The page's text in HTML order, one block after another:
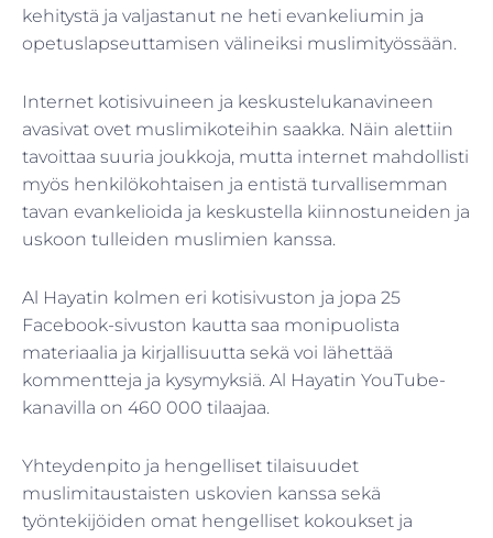
kehitystä ja valjastanut ne heti evankeliumin ja
opetuslapseuttamisen välineiksi muslimityössään.
Internet kotisivuineen ja keskustelukanavineen
avasivat ovet muslimikoteihin saakka. Näin alettiin
tavoittaa suuria joukkoja, mutta internet mahdollisti
myös henkilökohtaisen ja entistä turvallisemman
tavan evankelioida ja keskustella kiinnostuneiden ja
uskoon tulleiden muslimien kanssa.
Al Hayatin kolmen eri kotisivuston ja jopa 25
Facebook-sivuston kautta saa monipuolista
materiaalia ja kirjallisuutta sekä voi lähettää
kommentteja ja kysymyksiä. Al Hayatin YouTube-
kanavilla on 460 000 tilaajaa.
Yhteydenpito ja hengelliset tilaisuudet
muslimitaustaisten uskovien kanssa sekä
työntekijöiden omat hengelliset kokoukset ja